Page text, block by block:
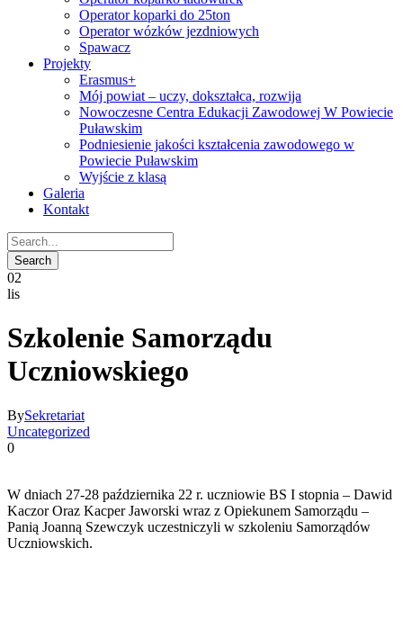
Operator koparki do 25ton
Operator wózków jezdniowych
Spawacz
Projekty
Erasmus+
Mój powiat – uczy, dokształca, rozwija
Nowoczesne Centra Edukacji Zawodowej W Powiecie
Puławskim
Podniesienie jakości kształcenia zawodowego w
Powiecie Puławskim
Wyjście z klasą
Galeria
Kontakt
02
lis
Szkolenie Samorządu
Uczniowskiego
BySekretariat
Uncategorized
0
W dniach 27-28 października 22 r. uczniowie BS I stopnia – Dawid
Kaczor Oraz Kacper Jaworski wraz z Opiekunem Samorządu –
Panią Joanną Szewczyk uczestniczyli w szkoleniu Samorządów
Uczniowskich.